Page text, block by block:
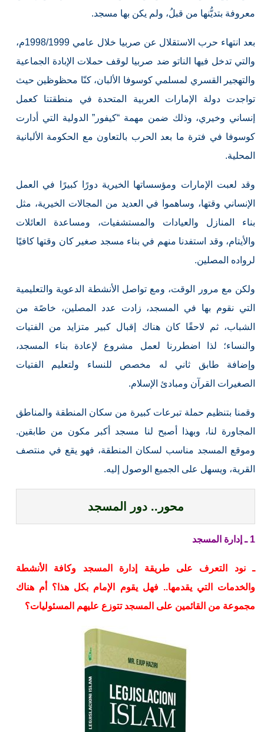
معروفة بتديُّنها من قبلُ، ولم يكن بها مسجد.
بعد انتهاء حرب الاستقلال عن صربيا خلال عامي 1998/1999م،
والتي تدخل فيها الناتو ضد صربيا لوقف حملات الإبادة الجماعية
والتهجير القسري لمسلمي كوسوفا الألبان، كنّا محظوظين حيث
تواجدت دولة الإمارات العربية المتحدة في منطقتنا كعمل
إنساني وخيري، وذلك ضمن مهمة “كيفور” الدولية التي أدارت
كوسوفا في فترة ما بعد الحرب بالتعاون مع الحكومة الألبانية
المحلية.
وقد لعبت الإمارات ومؤسساتها الخيرية دورًا كبيرًا في العمل
الإنساني وقتها، وساهموا في العديد من المجالات الخيرية، مثل
بناء المنازل والعيادات والمستشفيات، ومساعدة العائلات
والأيتام، وقد استفدنا منهم في بناء مسجد صغير كان وقتها كافيًا
لرواده المصلين.
ولكن مع مرور الوقت، ومع تواصل الأنشطة الدعوية والتعليمية
التي نقوم بها في المسجد، زادت عدد المصلين، خاصًة من
الشباب، ثم لاحقًا كان هناك إقبال كبير متزايد من الفتيات
والنساء؛ لذا اضطررنا لعمل مشروع لإعادة بناء المسجد،
وإضافة طابق ثاني له مخصص للنساء ولتعليم الفتيات
الصغيرات القرآن ومبادئ الإسلام.
وقمنا بتنظيم حملة تبرعات كبيرة من سكان المنطقة والمناطق
المجاورة لنا، وبهذا أصبح لنا مسجد أكبر مكون من طابقين.
وموقع المسجد مناسب لسكان المنطقة، فهو يقع في منتصف
القرية، ويسهل على الجميع الوصول إليه.
محور.. دور المسجد
1 ـ إدارة المسجد
ـ نود التعرف على طريقة إدارة المسجد وكافة الأنشطة
والخدمات التي يقدمها.. فهل يقوم الإمام بكل هذا؟ أم هناك
مجموعة من القائمين على المسجد تتوزع عليهم المسئوليات؟